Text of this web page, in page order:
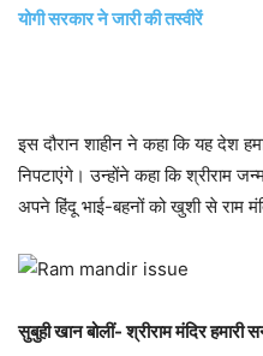
योगी सरकार ने जारी की तस्वीरें
इस दौरान शाहीन ने कहा कि यह देश
निपटाएंगे। उन्होंने कहा कि श्रीराम
अपने हिंदू भाई-बहनों को खुशी से राम
सुबुही खान बोलीं- श्रीराम मंदिर